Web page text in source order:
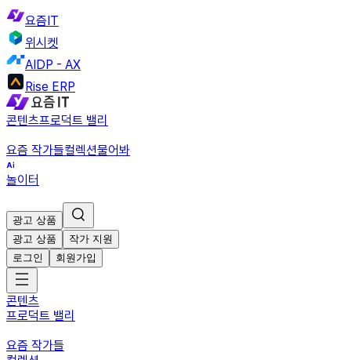
요즘IT
위시켓
AIDP - AX
Rise ERP
콘텐츠프로덕트 밸리
요즘 작가들컬렉션물어봐
놀이터
광고 상품
광고 상품
작가 지원
로그인
회원가입
콘텐츠
프로덕트 밸리
요즘 작가들